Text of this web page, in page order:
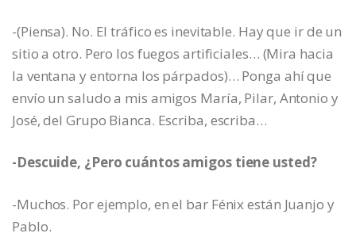
-(Piensa). No. El tráfico es inevitable. Hay que ir de un
sitio a otro. Pero los fuegos artificiales… (Mira hacia
la ventana y entorna los párpados)… Ponga ahí que
envío un saludo a mis amigos María, Pilar, Antonio y
José, del Grupo Bianca. Escriba, escriba…
-Descuide, ¿Pero cuántos amigos tiene usted?
-Muchos. Por ejemplo, en el bar Fénix están Juanjo y
Pablo.